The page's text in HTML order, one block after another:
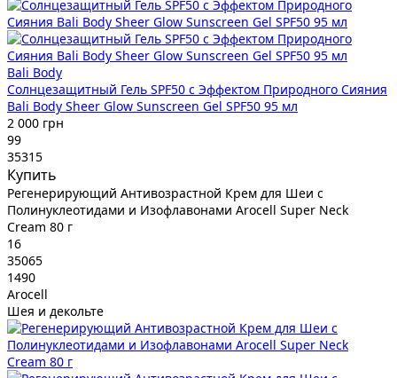
Bali Body
Солнцезащитный Гель SPF50 с Эффектом Природного Сияния
Bali Body Sheer Glow Sunscreen Gel SPF50 95 мл
2 000 грн
99
35315
Купить
Регенерирующий Антивозрастной Крем для Шеи с
Полинуклеотидами и Изофлавонами Arocell Super Neck
Cream 80 г
16
35065
1490
Arocell
Шея и декольте